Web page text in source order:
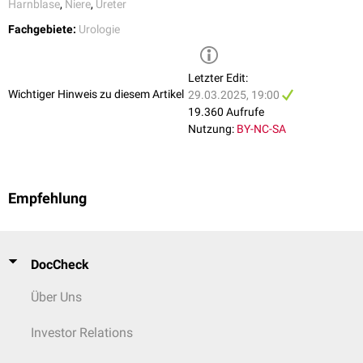
Harnblase, Niere, Ureter
Fachgebiete: Urologie
Wichtiger Hinweis zu diesem Artikel
Letzter Edit:
29.03.2025, 19:00
19.360 Aufrufe
Nutzung: BY-NC-SA
Empfehlung
DocCheck
Über Uns
Investor Relations